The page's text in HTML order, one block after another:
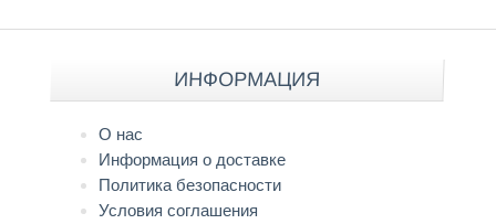
ИНФОРМАЦИЯ
О нас
Информация о доставке
Политика безопасности
Условия соглашения